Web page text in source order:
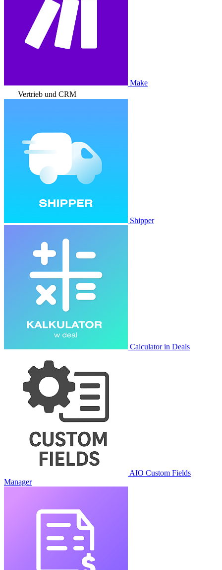
Make
Vertrieb und CRM
Shipper
Calculator in Deals
AIO Custom Fields
Manager